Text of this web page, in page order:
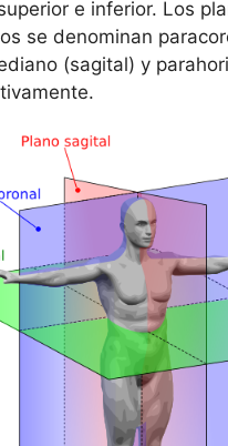
e inferior. Los
se denominan
(sagital) y